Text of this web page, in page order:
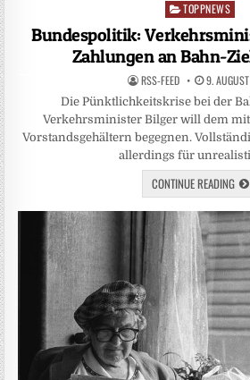
Posted
in
TOPPNEWS
Bundespolitik:
Zahlungen an Bahn-
RSS-FEED 9.
Die Pünktlichkeitskrise bei der
Verkehrsminister Bilger will dem
Vorstandsgehältern begegnen.
allerdings für
CONTINUE READING